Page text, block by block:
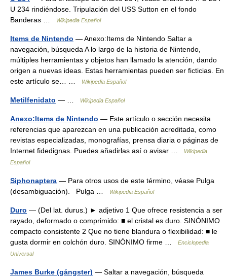
U 234 rindiéndose. Tripulación del USS Sutton en el fondo
Banderas …
Wikipedia Español
Items de Nintendo — Anexo:Items de Nintendo Saltar a
navegación, búsqueda A lo largo de la historia de Nintendo,
múltiples herramientas y objetos han llamado la atención, dando
origen a nuevas ideas. Estas herramientas pueden ser ficticias. En
este artículo se… …
Wikipedia Español
Metilfenidato — … Wikipedia Español
Anexo:Items de Nintendo — Este artículo o sección necesita
referencias que aparezcan en una publicación acreditada, como
revistas especializadas, monografías, prensa diaria o páginas de
Internet fidedignas. Puedes añadirlas así o avisar …
Wikipedia
Español
Siphonaptera — Para otros usos de este término, véase Pulga
(desambiguación). Pulga …
Wikipedia Español
Duro — (Del lat. durus.) ► adjetivo 1 Que ofrece resistencia a ser
rayado, deformado o comprimido: ■ el cristal es duro. SINÓNIMO
compacto consistente 2 Que no tiene blandura o flexibilidad: ■ le
gusta dormir en colchón duro. SINÓNIMO firme …
Enciclopedia
Universal
James Burke (gángster) — Saltar a navegación, búsqueda